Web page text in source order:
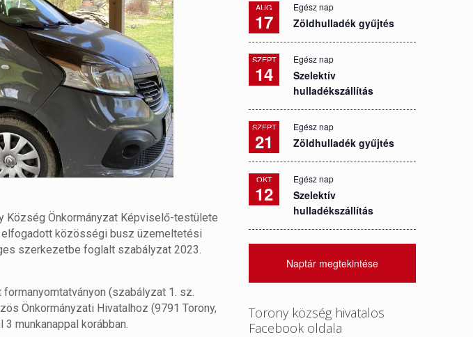
Község Önkormányzat Képviselő-testülete
elfogadott közösségi busz üzemeltetési
szerkezetbe foglalt szabályzat 2023.
(szabályzat 1. sz.
Önkormányzati Hivatalhoz (9791 Torony,
munkanappal korábban.
AUG
17
Egész nap
Zöldhulladék gyűjtés
SZEPT
14
Egész nap
Szelektív
hulladékszállítás
SZEPT
21
Egész nap
Zöldhulladék gyűjtés
OKT
12
Egész nap
Szelektív
hulladékszállítás
Naptár megtekintése
Torony község hivatalos
Facebook oldala